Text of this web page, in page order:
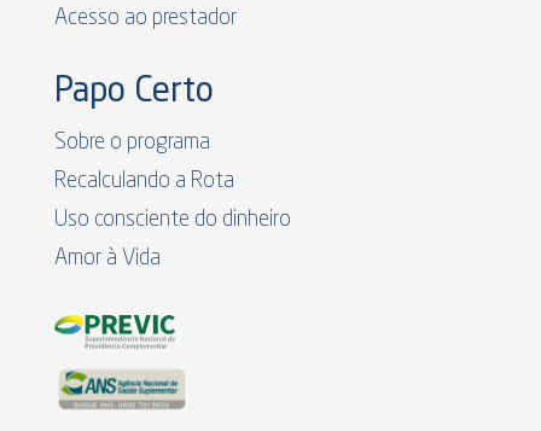
Acesso ao prestador
Papo Certo
Sobre o programa
Recalculando a Rota
Uso consciente do dinheiro
Amor à Vida